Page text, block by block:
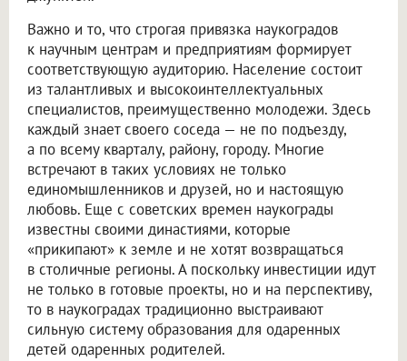
Важно и то, что строгая привязка наукоградов
к научным центрам и предприятиям формирует
соответствующую аудиторию. Население состоит
из талантливых и высокоинтеллектуальных
специалистов, преимущественно молодежи. Здесь
каждый знает своего соседа — не по подъезду,
а по всему кварталу, району, городу. Многие
встречают в таких условиях не только
единомышленников и друзей, но и настоящую
любовь. Еще с советских времен наукограды
известны своими династиями, которые
«прикипают» к земле и не хотят возвращаться
в столичные регионы. А поскольку инвестиции идут
не только в готовые проекты, но и на перспективу,
то в наукоградах традиционно выстраивают
сильную систему образования для одаренных
детей одаренных родителей.